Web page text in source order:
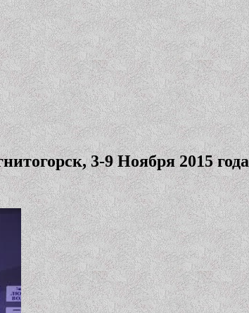
3-9 Ноября 2015 года